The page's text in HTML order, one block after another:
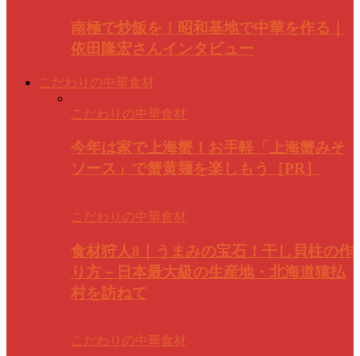
南極で炒飯を！昭和基地で中華を作る｜
依田隆宏さんインタビュー
こだわりの中華食材
こだわりの中華食材
今年は家で上海蟹！お手軽「上海蟹みそ
ソース」で蟹黄麺を楽しもう［PR］
こだわりの中華食材
食材狩人8｜うまみの宝石！干し貝柱の作
り方－日本最大級の生産地・北海道猿払
村を訪ねて
こだわりの中華食材